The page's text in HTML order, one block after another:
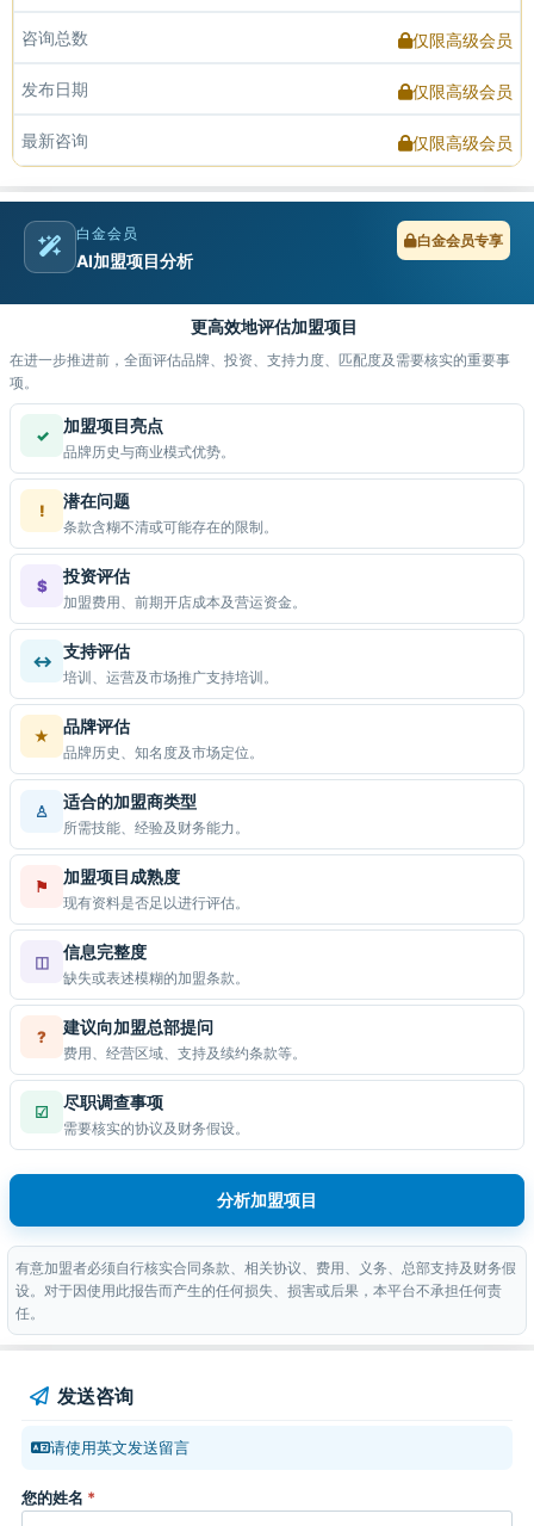
咨询总数 仅限高级会员
发布日期 仅限高级会员
最新咨询 仅限高级会员
白金会员
AI加盟项目分析
白金会员专享
更高效地评估加盟项目
在进一步推进前，全面评估品牌、投资、支持力度、匹配度及需要核实的重要事
项。
✓ 加盟项目亮点
品牌历史与商业模式优势。
! 潜在问题
条款含糊不清或可能存在的限制。
$ 投资评估
加盟费用、前期开店成本及营运资金。
↔ 支持评估
培训、运营及市场推广支持培训。
★ 品牌评估
品牌历史、知名度及市场定位。
♙ 适合的加盟商类型
所需技能、经验及财务能力。
⚑ 加盟项目成熟度
现有资料是否足以进行评估。
◫ 信息完整度
缺失或表述模糊的加盟条款。
? 建议向加盟总部提问
费用、经营区域、支持及续约条款等。
☑ 尽职调查事项
需要核实的协议及财务假设。
分析加盟项目
有意加盟者必须自行核实合同条款、相关协议、费用、义务、总部支持及财务假
设。对于因使用此报告而产生的任何损失、损害或后果，本平台不承担任何责
任。
发送咨询
请使用英文发送留言
您的姓名 *